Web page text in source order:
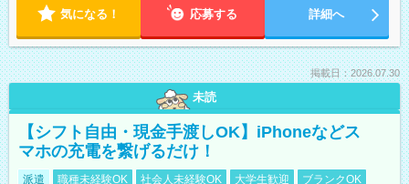
気になる！ 応募する 詳細へ
掲載日：2026.07.30
未読
【シフト自由・現金手渡しOK】iPhoneなどス
マホの充電を繋げるだけ！
派遣 職種未経験OK 社会人未経験OK 大学生歓迎 ブランクOK